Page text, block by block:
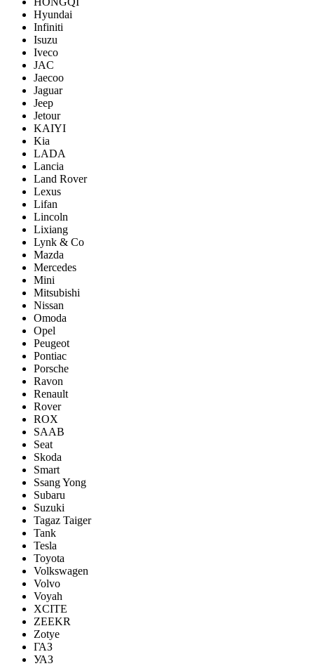
Hyundai
Infiniti
Isuzu
Iveco
JAC
Jaecoo
Jaguar
Jeep
Jetour
KAIYI
Kia
LADA
Lancia
Land Rover
Lexus
Lifan
Lincoln
Lixiang
Lynk & Co
Mazda
Mercedes
Mini
Mitsubishi
Nissan
Omoda
Opel
Peugeot
Pontiac
Porsсhe
Ravon
Renault
Rover
ROX
SAAB
Seat
Skoda
Smart
Ssang Yong
Subaru
Suzuki
Tagaz Taiger
Tank
Tesla
Toyota
Volkswagen
Volvo
Voyah
XCITE
ZEEKR
Zotye
ГАЗ
УАЗ